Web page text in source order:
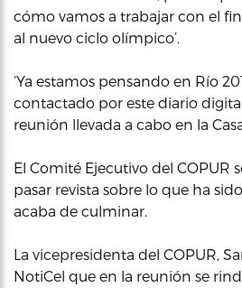
cómo vamos a trabajar con el
al nuevo ciclo olímpico’.
‘Ya estamos pensando en Río
contactado por este diario
reunión llevada a cabo en la
El Comité Ejecutivo del COPUR
pasar revista sobre lo que ha
acaba de culminar.
La vicepresidenta del COPUR,
NotiCel que en la reunión se